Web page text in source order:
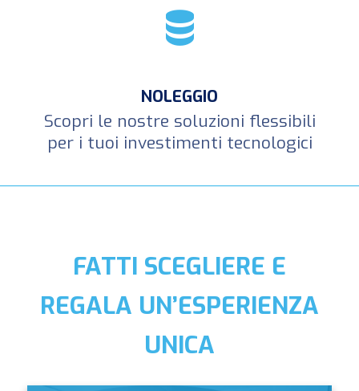
NOLEGGIO
Scopri le nostre soluzioni flessibili
per i tuoi investimenti tecnologici
FATTI SCEGLIERE E
REGALA UN’ESPERIENZA
UNICA